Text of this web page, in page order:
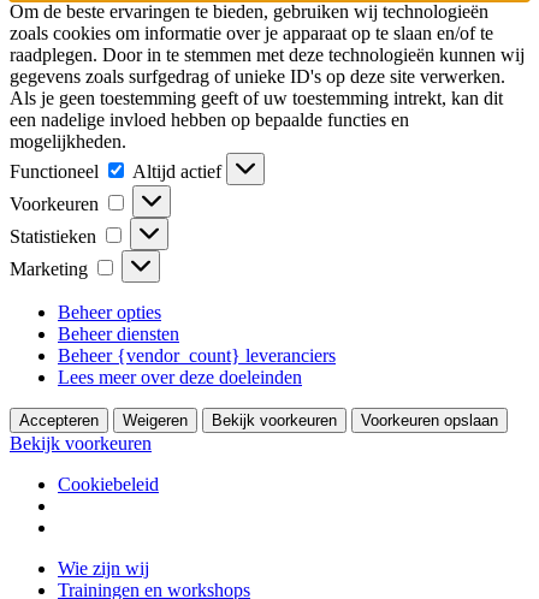
Om de beste ervaringen te bieden, gebruiken wij technologieën
zoals cookies om informatie over je apparaat op te slaan en/of te
raadplegen. Door in te stemmen met deze technologieën kunnen wij
gegevens zoals surfgedrag of unieke ID's op deze site verwerken.
Als je geen toestemming geeft of uw toestemming intrekt, kan dit
een nadelige invloed hebben op bepaalde functies en
mogelijkheden.
Functioneel
Functioneel
Altijd actief
Voorkeuren
Voorkeuren
Statistieken Statistieken
Marketing Marketing
Beheer opties
Beheer diensten
Beheer {vendor_count} leveranciers
Lees meer over deze doeleinden
Accepteren Weigeren Bekijk voorkeuren Voorkeuren opslaan
Bekijk voorkeuren
Cookiebeleid
naar
Wie zijn wij
Trainingen en workshops